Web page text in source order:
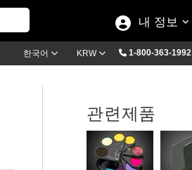
내 정보
한국어 KRW 1-800-363-1992
관련제품